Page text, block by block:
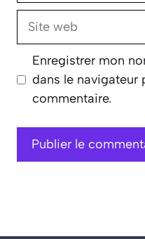
Site
Enregistrer mon
dans le navigateur
commentaire.